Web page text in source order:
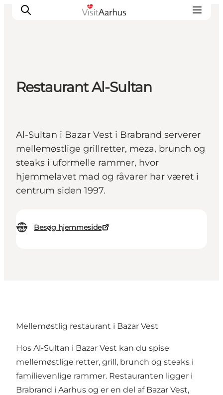
Oplevelser
Transport
Restaurant Al-Sultan
Al-Sultan i Bazar Vest i Brabrand serverer
mellemøstlige grillretter, meza, brunch og
steaks i uformelle rammer, hvor
hjemmelavet mad og råvarer har været i
centrum siden 1997.
Besøg hjemmeside
Mellemøstlig restaurant i Bazar Vest
Hos Al-Sultan i Bazar Vest kan du spise
mellemøstlige retter, grill, brunch og steaks i
familievenlige rammer. Restauranten ligger i
Brabrand i Aarhus og er en del af Bazar Vest,